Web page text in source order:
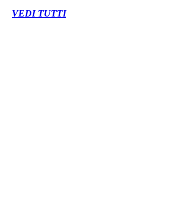
VEDI TUTTI